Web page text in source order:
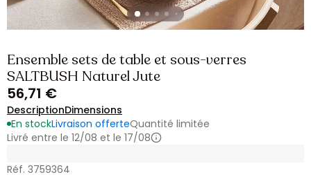
Ensemble sets de table et sous-verres
SALTBUSH Naturel Jute
56,71 €
DescriptionDimensions
En stockLivraison offerteQuantité limitée
Livré entre le 12/08 et le 17/08
Réf. 3759364